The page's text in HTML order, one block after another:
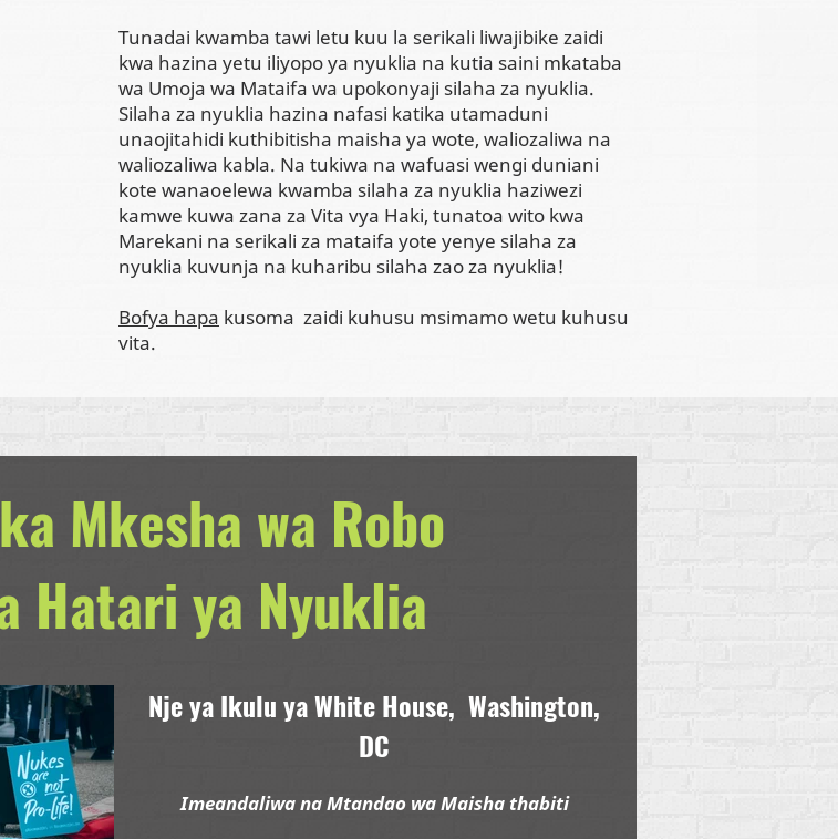
Tunadai kwamba tawi letu kuu la serikali liwajibike zaidi
kwa hazina yetu iliyopo ya nyuklia na kutia saini mkataba
wa Umoja wa Mataifa wa upokonyaji silaha za nyuklia.
Silaha za nyuklia hazina nafasi katika utamaduni
unaojitahidi kuthibitisha maisha ya wote, waliozaliwa na
waliozaliwa kabla. Na tukiwa na wafuasi wengi duniani
kote wanaoelewa kwamba silaha za nyuklia haziwezi
kamwe kuwa zana za Vita vya Haki, tunatoa wito kwa
Marekani na serikali za mataifa yote yenye silaha za
nyuklia kuvunja na kuharibu silaha zao za nyuklia!
Bofya hapa kusoma zaidi kuhusu msimamo wetu kuhusu
vita.
Mkesha wa Robo
Hatari ya Nyuklia
Nje ya Ikulu ya White House, Washington,
DC
Imeandaliwa na Mtandao wa Maisha thabiti